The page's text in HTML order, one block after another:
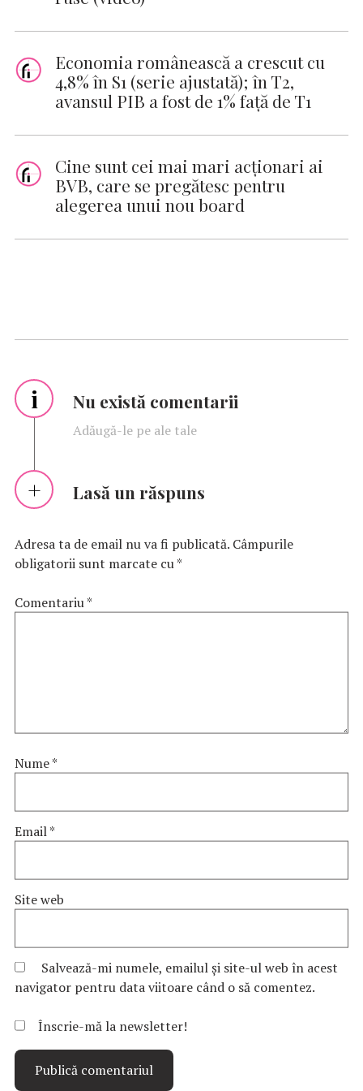
Economia românească a crescut cu
4,8% în S1 (serie ajustată); în T2,
avansul PIB a fost de 1% faţă de T1
Cine sunt cei mai mari acționari ai
BVB, care se pregătesc pentru
alegerea unui nou board
i Nu există comentarii
Adăugă-le pe ale tale
Lasă un răspuns
Adresa ta de email nu va fi publicată. Câmpurile
obligatorii sunt marcate cu*
Comentariu*
Nume*
Email*
Site web
Salvează-mi numele, emailul și site-ul web în acest
navigator pentru data viitoare când o să comentez.
Înscrie-mă la newsletter!